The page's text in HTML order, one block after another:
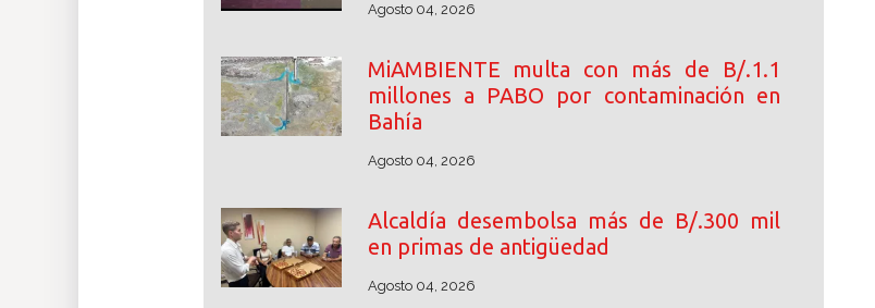
Agosto 04, 2026
MiAMBIENTE multa con más de B/.1.1
millones a PABO por contaminación en
Bahía
Agosto 04, 2026
Alcaldía desembolsa más de B/.300 mil
en primas de antigüedad
Agosto 04, 2026